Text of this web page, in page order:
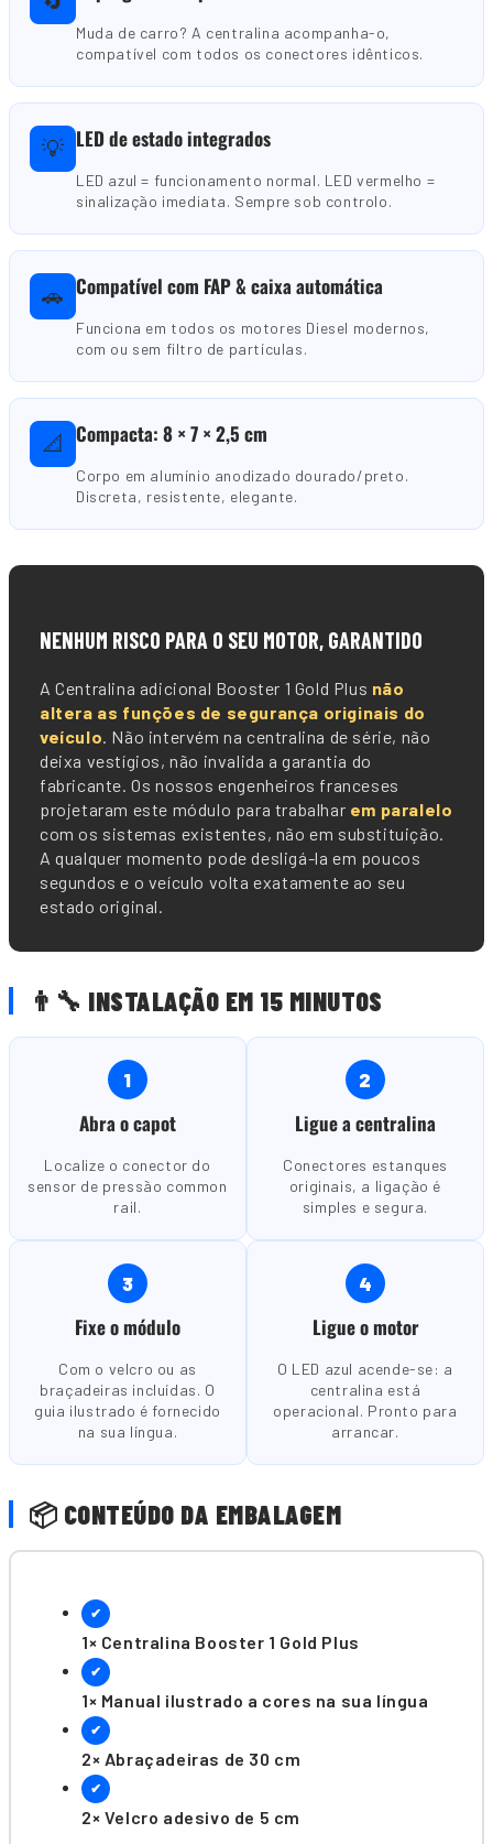
Muda de carro? A centralina acompanha-o,
compatível com todos os conectores idênticos.
💡 LED de estado integrados
LED azul = funcionamento normal. LED vermelho =
sinalização imediata. Sempre sob controlo.
🚗 Compatível com FAP & caixa automática
Funciona em todos os motores Diesel modernos,
com ou sem filtro de partículas.
📐 Compacta: 8 × 7 × 2,5 cm
Corpo em alumínio anodizado dourado/preto.
Discreta, resistente, elegante.
NENHUM RISCO PARA O SEU MOTOR, GARANTIDO
A Centralina adicional Booster 1 Gold Plus não
altera as funções de segurança originais do
veículo. Não intervém na centralina de série, não
deixa vestígios, não invalida a garantia do
fabricante. Os nossos engenheiros franceses
projetaram este módulo para trabalhar em paralelo
com os sistemas existentes, não em substituição.
A qualquer momento pode desligá-la em poucos
segundos e o veículo volta exatamente ao seu
estado original.
👨🔧 INSTALAÇÃO EM 15 MINUTOS
1
Abra o capot
Localize o conector do
sensor de pressão common
rail.
2
Ligue a centralina
Conectores estanques
originais, a ligação é
simples e segura.
3
Fixe o módulo
Com o velcro ou as
braçadeiras incluídas. O
guia ilustrado é fornecido
na sua língua.
4
Ligue o motor
O LED azul acende-se: a
centralina está
operacional. Pronto para
arrancar.
📦 CONTEÚDO DA EMBALAGEM
✔
1× Centralina Booster 1 Gold Plus
✔
1× Manual ilustrado a cores na sua língua
✔
2× Abraçadeiras de 30 cm
✔
2× Velcro adesivo de 5 cm